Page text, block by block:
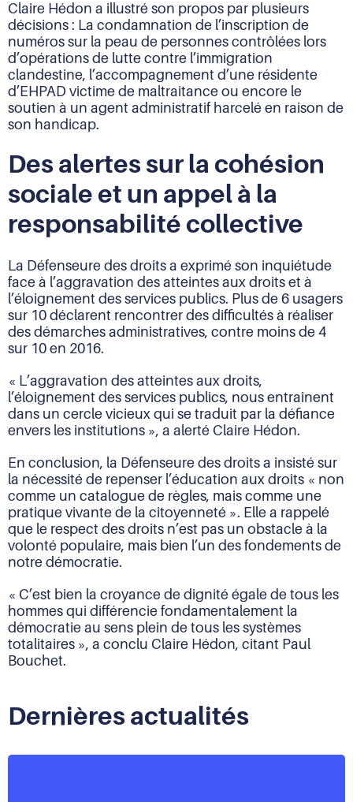
Claire Hédon a illustré son propos par plusieurs
décisions : La condamnation de l’inscription de
numéros sur la peau de personnes contrôlées lors
d’opérations de lutte contre l’immigration
clandestine, l’accompagnement d’une résidente
d’EHPAD victime de maltraitance ou encore le
soutien à un agent administratif harcelé en raison de
son handicap.
Des alertes sur la cohésion
sociale et un appel à la
responsabilité collective
La Défenseure des droits a exprimé son inquiétude
face à l’aggravation des atteintes aux droits et à
l’éloignement des services publics. Plus de 6 usagers
sur 10 déclarent rencontrer des difficultés à réaliser
des démarches administratives, contre moins de 4
sur 10 en 2016.
« L’aggravation des atteintes aux droits,
l’éloignement des services publics, nous entraînent
dans un cercle vicieux qui se traduit par la défiance
envers les institutions », a alerté Claire Hédon.
En conclusion, la Défenseure des droits a insisté sur
la nécessité de repenser l’éducation aux droits « non
comme un catalogue de règles, mais comme une
pratique vivante de la citoyenneté ». Elle a rappelé
que le respect des droits n’est pas un obstacle à la
volonté populaire, mais bien l’un des fondements de
notre démocratie.
« C’est bien la croyance de dignité égale de tous les
hommes qui différencie fondamentalement la
démocratie au sens plein de tous les systèmes
totalitaires », a conclu Claire Hédon, citant Paul
Bouchet.
Dernières actualités